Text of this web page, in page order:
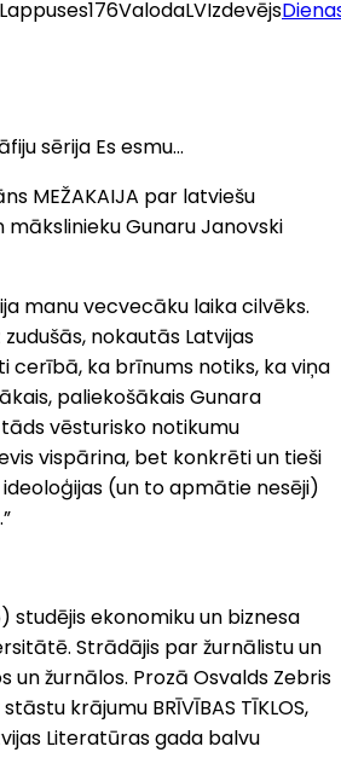
Lappuses176ValodaLVIzdevējs
sērija Es esmu…
MEŽAKAIJA par latviešu
mākslinieku Gunaru Janovski
manu vecvecāku laika cilvēks.
nokautās Latvijas
cerībā, ka brīnums notiks, ka viņa
paliekošākais Gunara
vēsturisko notikumu
vispārina, bet konkrēti un tieši
(un to apmātie nesēji)
studējis ekonomiku un biznesa
Strādājis par žurnālistu un
un žurnālos. Prozā Osvalds Zebris
krājumu BRĪVĪBAS TĪKLOS,
Literatūras gada balvu